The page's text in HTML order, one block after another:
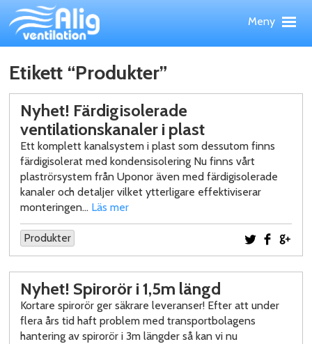
Hoppa
till
huvudinnehållet
Meny
TJÄNSTER
REFERENSOBJEKT
WEBBSHOP
NYHETER
OM ALIG
KONTAKT
Etikett “Produkter”
Nyhet! Färdigisolerade
ventilationskanaler i plast
Ett komplett kanalsystem i plast som dessutom finns
färdigisolerat med kondensisolering Nu finns vårt
plaströrsystem från Uponor även med färdigisolerade
kanaler och detaljer vilket ytterligare effektiviserar
monteringen… Läs mer
Produkter Dela på
Dela
Nyhet! Spirorör i 1,5m längd
Kortare spirorör ger säkrare leveranser! Efter att under
flera års tid haft problem med transportbolagens
hantering av spirorör i 3m längder så kan vi nu